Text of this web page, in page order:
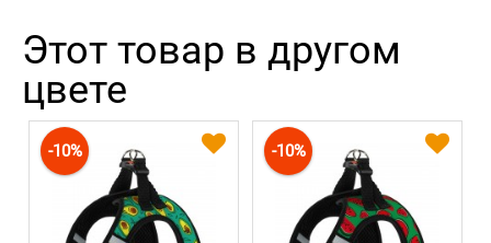
Этот товар в другом
цвете
-10% -10%